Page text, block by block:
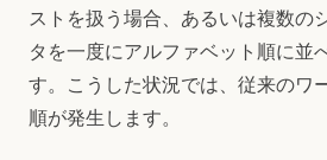
ストを扱う場合、あるいは複数の
タを一度にアルファベット順に並
す。こうした状況では、従来のワ
順が発生します。